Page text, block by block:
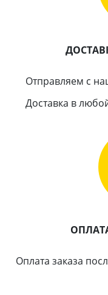
Отправляем с
Доставка в
Оплата заказа